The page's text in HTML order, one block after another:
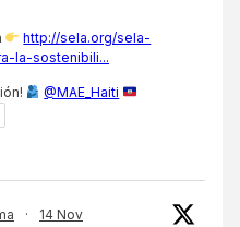
http://sela.org/sela-
la-sostenibili...
@MAE_Haiti
·
14 Nov